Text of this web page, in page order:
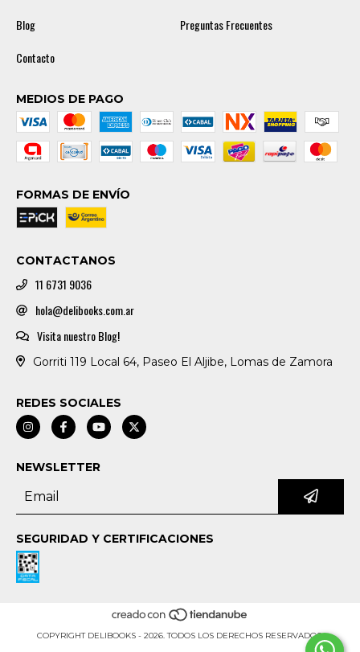
Blog
Preguntas Frecuentes
Contacto
MEDIOS DE PAGO
FORMAS DE ENVÍO
CONTACTANOS
11 6731 9036
hola@delibooks.com.ar
Visita nuestro Blog!
Gorriti 119 Local 64, Paseo El Aljibe, Lomas de Zamora
REDES SOCIALES
NEWSLETTER
SEGURIDAD Y CERTIFICACIONES
COPYRIGHT DELIBOOKS - 2026. TODOS LOS DERECHOS RESERVADOS.